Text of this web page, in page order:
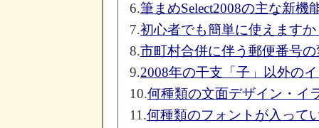
6.筆まめSelect2008の主な新機
7.初心者でも簡単に使えますか
8.市町村合併に伴う郵便番号
9.2008年の干支「子」以外の
10.何種類の文面デザイン・イ
11.何種類のフォントが入って